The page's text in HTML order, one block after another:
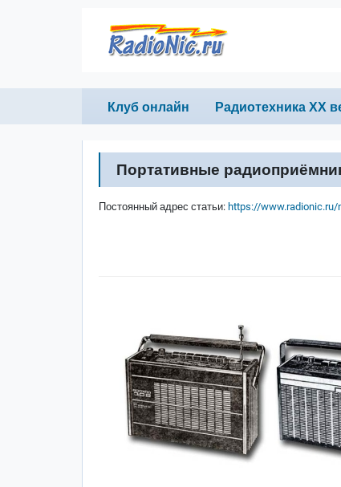
Primary links
Клуб онлайн Радиотехника ХХ
Портативные
Постоянный адрес статьи: https://www.radionic.ru/